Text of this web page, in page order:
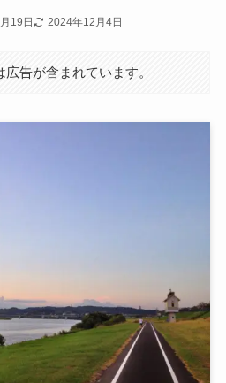
19日 2024年12月4日
告が含まれています。